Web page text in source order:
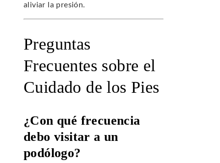
aliviar la presión.
Preguntas
Frecuentes sobre el
Cuidado de los Pies
¿Con qué frecuencia
debo visitar a un
podólogo?